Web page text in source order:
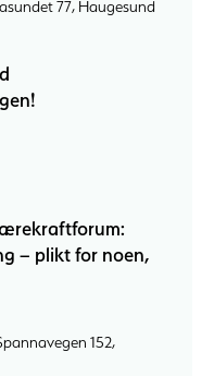
77, Haugesund
– plikt for noen,
152,